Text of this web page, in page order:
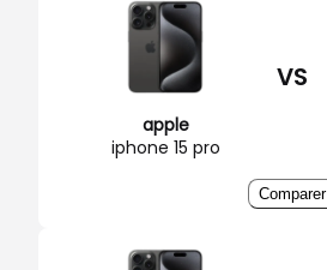
apple
iphone 15 pro
VS
Comparer